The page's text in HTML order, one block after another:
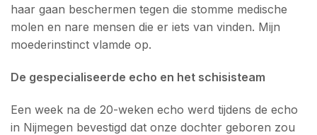
haar gaan beschermen tegen die stomme medische
molen en nare mensen die er iets van vinden. Mijn
moederinstinct vlamde op.
De gespecialiseerde echo en het schisisteam
Een week na de 20-weken echo werd tijdens de echo
in Nijmegen bevestigd dat onze dochter geboren zou